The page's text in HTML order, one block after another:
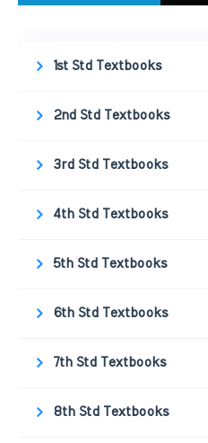
1st Std Textbooks
2nd Std Textbooks
3rd Std Textbooks
4th Std Textbooks
5th Std Textbooks
6th Std Textbooks
7th Std Textbooks
8th Std Textbooks